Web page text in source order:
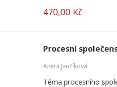
470,00 Kč
Procesní
Aneta Jančíková
Téma procesního